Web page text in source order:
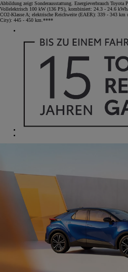
Abbildung zeigt Sonderausstattung. Energieverbrauch Toyota
Vollelektrisch 100 kW (136 PS), kombiniert: 24.3 - 24.6
CO2-Klasse A; elektrische Reichweite (EAER): 339 - 343 km
City): 445 - 450 km.****